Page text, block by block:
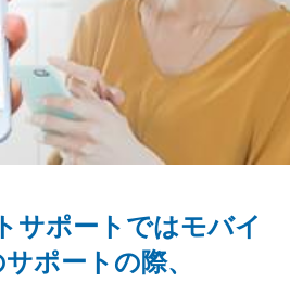
サポートではモバイ
ポートの際、